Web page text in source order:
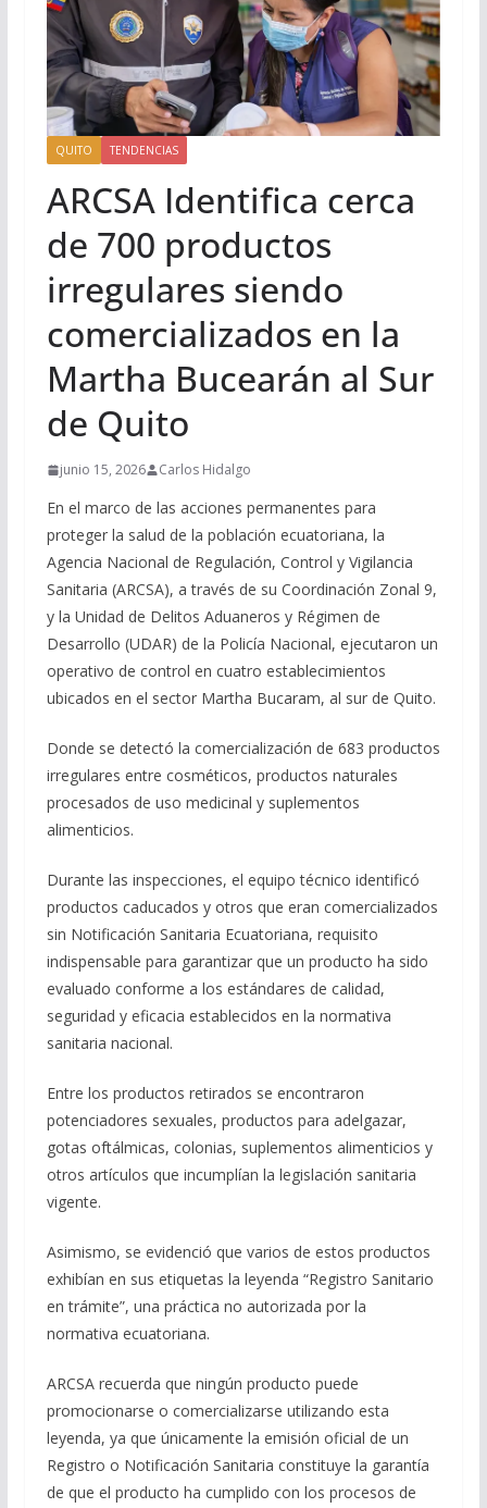
QUITO TENDENCIAS
ARCSA Identifica cerca
de 700 productos
irregulares siendo
comercializados en la
Martha Bucearán al Sur
de Quito
junio 15, 2026 Carlos Hidalgo
En el marco de las acciones permanentes para
proteger la salud de la población ecuatoriana, la
Agencia Nacional de Regulación, Control y Vigilancia
Sanitaria (ARCSA), a través de su Coordinación Zonal 9,
y la Unidad de Delitos Aduaneros y Régimen de
Desarrollo (UDAR) de la Policía Nacional, ejecutaron un
operativo de control en cuatro establecimientos
ubicados en el sector Martha Bucaram, al sur de Quito.
Donde se detectó la comercialización de 683 productos
irregulares entre cosméticos, productos naturales
procesados de uso medicinal y suplementos
alimenticios.
Durante las inspecciones, el equipo técnico identificó
productos caducados y otros que eran comercializados
sin Notificación Sanitaria Ecuatoriana, requisito
indispensable para garantizar que un producto ha sido
evaluado conforme a los estándares de calidad,
seguridad y eficacia establecidos en la normativa
sanitaria nacional.
Entre los productos retirados se encontraron
potenciadores sexuales, productos para adelgazar,
gotas oftálmicas, colonias, suplementos alimenticios y
otros artículos que incumplían la legislación sanitaria
vigente.
Asimismo, se evidenció que varios de estos productos
exhibían en sus etiquetas la leyenda “Registro Sanitario
en trámite”, una práctica no autorizada por la
normativa ecuatoriana.
ARCSA recuerda que ningún producto puede
promocionarse o comercializarse utilizando esta
leyenda, ya que únicamente la emisión oficial de un
Registro o Notificación Sanitaria constituye la garantía
de que el producto ha cumplido con los procesos de